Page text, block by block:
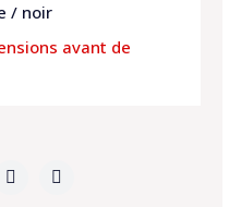
/ noir
avant de